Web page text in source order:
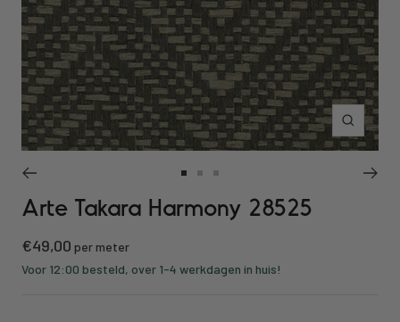
Inzoomen
naarnaarnaar
slide
Arte Takara Harmony 28525
Kortings
prijs
€49,00 per meter
Voor 12:00 besteld, over 1-4 werkdagen in huis!